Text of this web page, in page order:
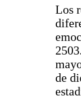
Los
de